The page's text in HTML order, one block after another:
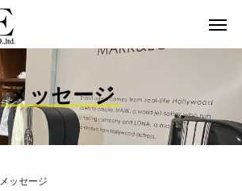
メッセージ
メッセージ